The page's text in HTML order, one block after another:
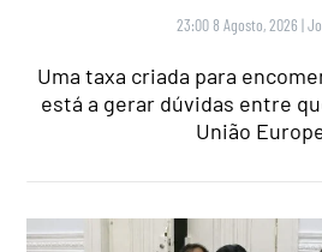
23:00 8 Agosto, 2026 |
Uma taxa criada para
está a gerar dúvidas entre
União